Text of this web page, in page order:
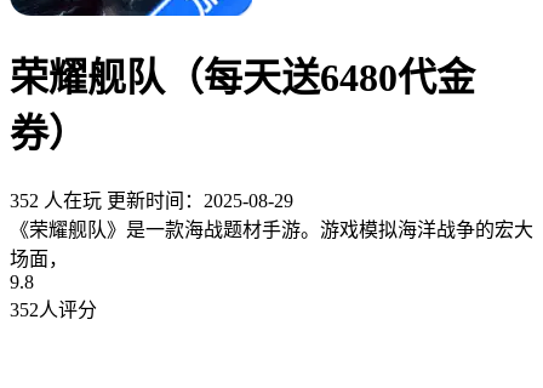
荣耀舰队（每天送6480代金
券）
352 人在玩 更新时间：2025-08-29
《荣耀舰队》是一款海战题材手游。游戏模拟海洋战争的宏大
场面，
9.8
352人评分